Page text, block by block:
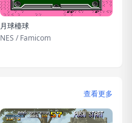
月球檯球
NES / Famicom
查看更多